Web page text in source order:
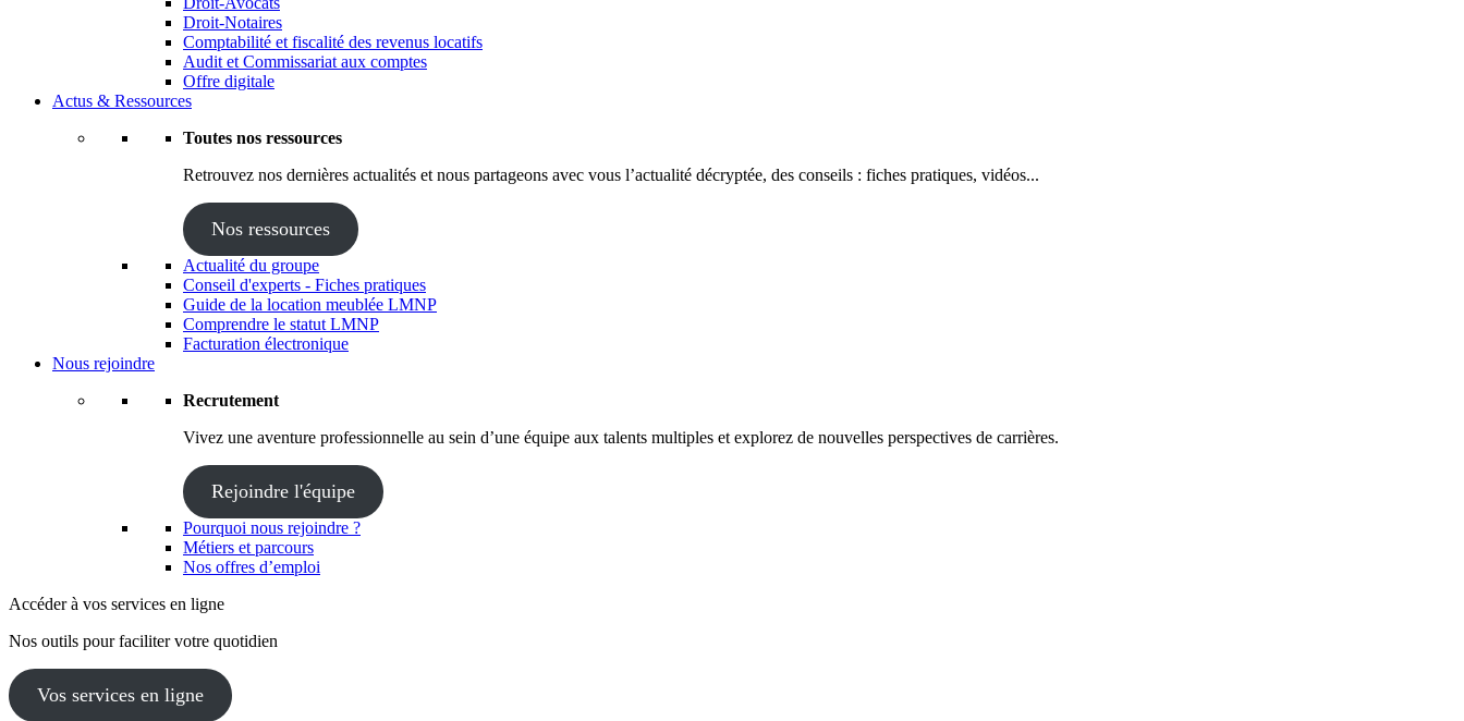
Droit-Notaires
Comptabilité et fiscalité des revenus locatifs
Audit et Commissariat aux comptes
Offre digitale
Actus & Ressources
Toutes nos ressources
Retrouvez nos dernières actualités et nous partageons avec vous l’actualité décryptée, des conseils : fiches pratiques, vidéos...
Nos ressources
Actualité du groupe
Conseil d'experts - Fiches pratiques
Guide de la location meublée LMNP
Comprendre le statut LMNP
Facturation électronique
Nous rejoindre
Recrutement
Vivez une aventure professionnelle au sein d’une équipe aux talents multiples et explorez de nouvelles perspectives de carrières.
Rejoindre l'équipe
Pourquoi nous rejoindre ?
Métiers et parcours
Nos offres d’emploi
Accéder à vos services en ligne
Nos outils pour faciliter votre quotidien
Vos services en ligne